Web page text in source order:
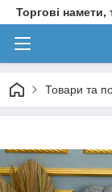
Торгові намети,
Товари та